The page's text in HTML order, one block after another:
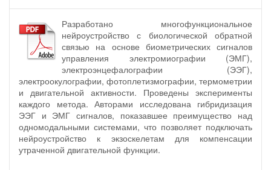
Разработано многофункциональное
нейроустройство с биологической обратной
связью на основе биометрических сигналов
управления электромиографии (ЭМГ),
электроэнцефалографии (ЭЭГ),
электроокулографии, фотоплетизмографии, термометрии
и двигательной активности. Проведены эксперименты
каждого метода. Авторами исследована гибридизация
ЭЭГ и ЭМГ сигналов, показавшее преимущество над
одномодальными системами, что позволяет подключать
нейроустройство к экзоскелетам для компенсации
утраченной двигательной функции.